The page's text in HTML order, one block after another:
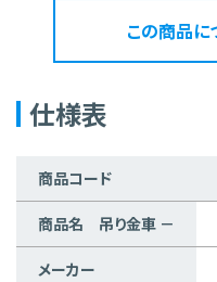
この商品に
仕様表
商品コード
商品名 吊り金車 －
メーカー